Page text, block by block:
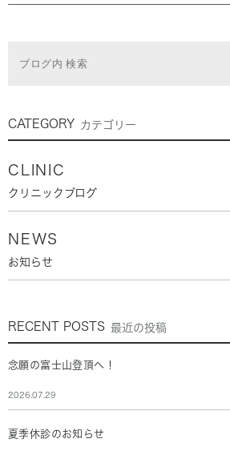
CATEGORY カテゴリー
CLINIC
クリニックブログ
NEWS
お知らせ
RECENT POSTS 最近の投稿
念願の富士山登頂へ！
2026.07.29
夏季休診のお知らせ